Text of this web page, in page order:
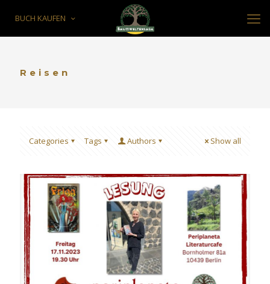
BUCH KAUFEN
Reisen
Categories Tags Authors Show all